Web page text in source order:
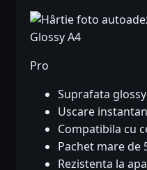
Pro
Suprafata
Uscare
Compatibila cu
Pachet mare de
Rezistenta la